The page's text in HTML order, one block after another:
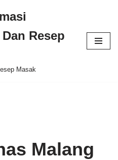
Resep
Masak
Malang